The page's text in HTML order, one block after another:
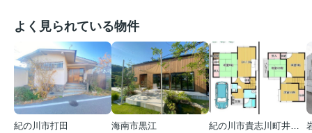
よく見られている物件
紀の川市打田
海南市黒江
紀の川市貴志川町井ノ口